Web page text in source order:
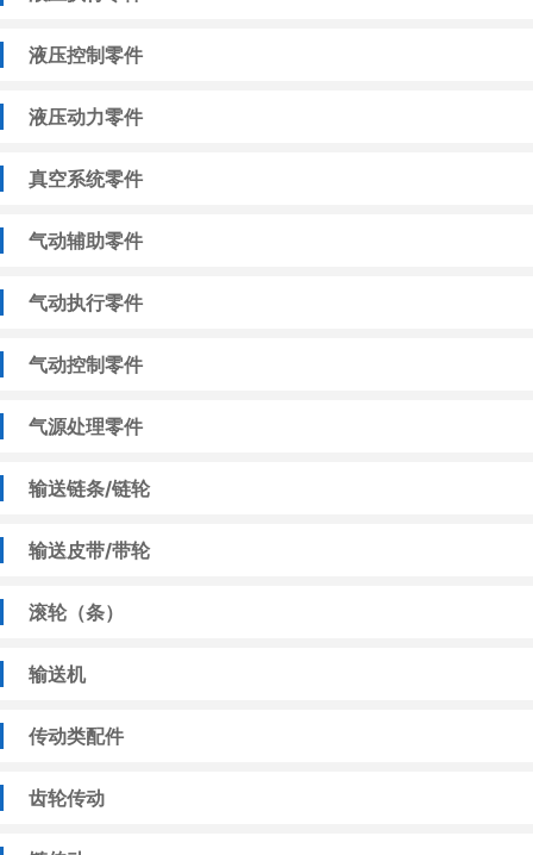
液压控制零件
液压动力零件
真空系统零件
气动辅助零件
气动执行零件
气动控制零件
气源处理零件
输送链条/链轮
输送皮带/带轮
滚轮（条）
输送机
传动类配件
齿轮传动